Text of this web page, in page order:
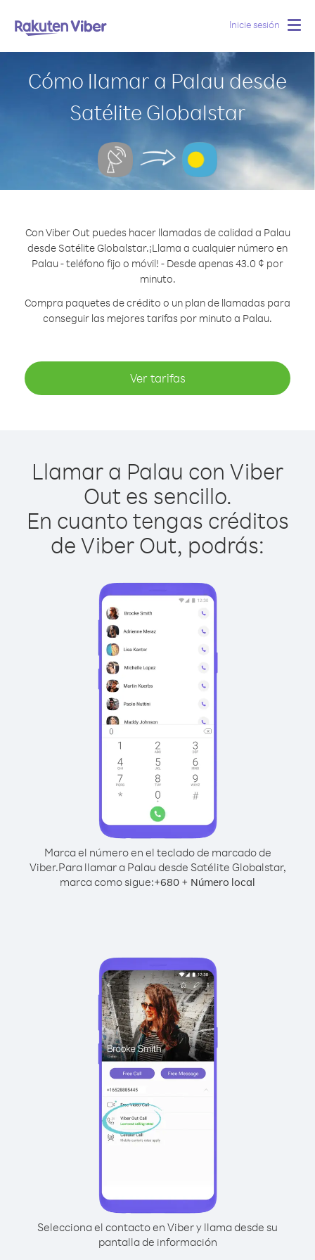
Inicie sesión
Cómo llamar a Palau desde
Satélite Globalstar
Con Viber Out puedes hacer llamadas de calidad a Palau
desde Satélite Globalstar.¡Llama a cualquier número en
Palau - teléfono fijo o móvil! - Desde apenas 43.0 ¢ por
minuto.
Compra paquetes de crédito o un plan de llamadas para
conseguir las mejores tarifas por minuto a Palau.
Ver tarifas
Llamar a Palau con Viber
Out es sencillo.
En cuanto tengas créditos
de Viber Out, podrás:
Marca el número en el teclado de marcado de
Viber.Para llamar a Palau desde Satélite Globalstar,
marca como sigue:+680 + Número local
Selecciona el contacto en Viber y llama desde su
pantalla de información